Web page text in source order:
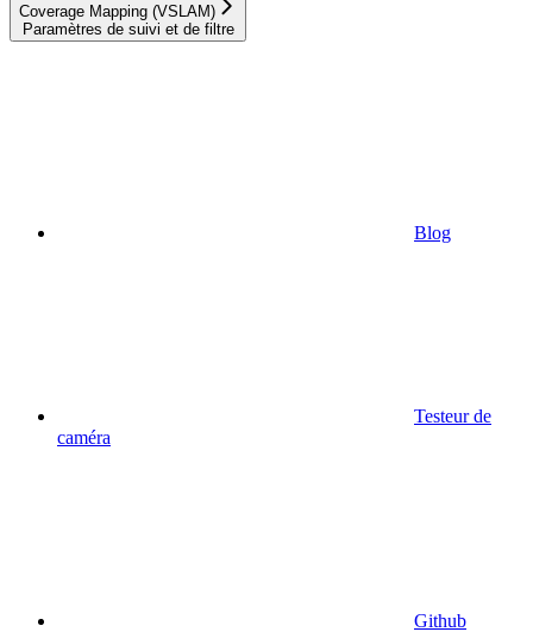
Coverage Mapping (VSLAM)
Paramètres de suivi et de filtre
Blog
Testeur de
caméra
Github